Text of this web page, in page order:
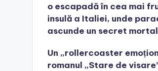
o escapadă în cea mai
insulă a Italiei, unde
ascunde un secret
Un „rollercoaster
romanul „Stare de